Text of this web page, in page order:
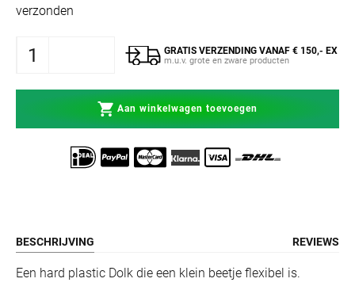
verzonden
GRATIS VERZENDING VANAF € 150,- EX
m.u.v. grote en zware producten
Aan winkelwagen toevoegen
BESCHRIJVING REVIEWS
Een hard plastic Dolk die een klein beetje flexibel is.